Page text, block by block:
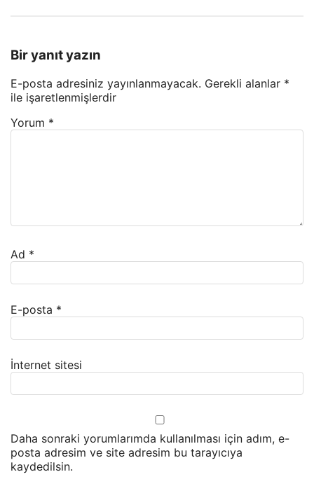
Bir yanıt yazın
E-posta adresiniz yayınlanmayacak. Gerekli alanlar *
ile işaretlenmişlerdir
Yorum *
Ad *
E-posta *
İnternet sitesi
Daha sonraki yorumlarımda kullanılması için adım, e-
posta adresim ve site adresim bu tarayıcıya
kaydedilsin.